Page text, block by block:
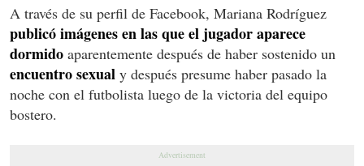
A través de su perfil de Facebook, Mariana Rodríguez
publicó imágenes en las que el jugador aparece
dormido aparentemente después de haber sostenido un
encuentro sexual y después presume haber pasado la
noche con el futbolista luego de la victoria del equipo
bostero.